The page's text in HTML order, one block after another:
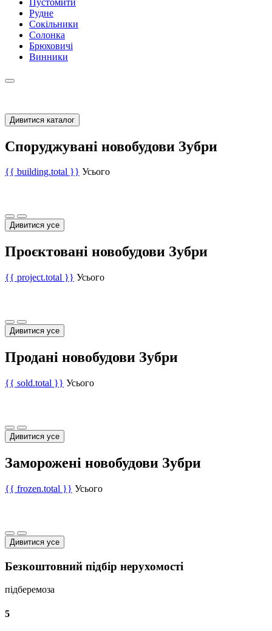
Рудне
Сокільники
Солонка
Брюховичі
Винники
Дивитися каталог
Споруджувані новобудови Зубри
{{ building.total }} Усього
Дивитися усе
Проєктовані новобудови Зубри
{{ project.total }} Усього
Дивитися усе
Продані новобудови Зубри
{{ sold.total }} Усього
Дивитися усе
Заморожені новобудови Зубри
{{ frozen.total }} Усього
Дивитися усе
Безкоштовний підбір нерухомості
підберемоза
5